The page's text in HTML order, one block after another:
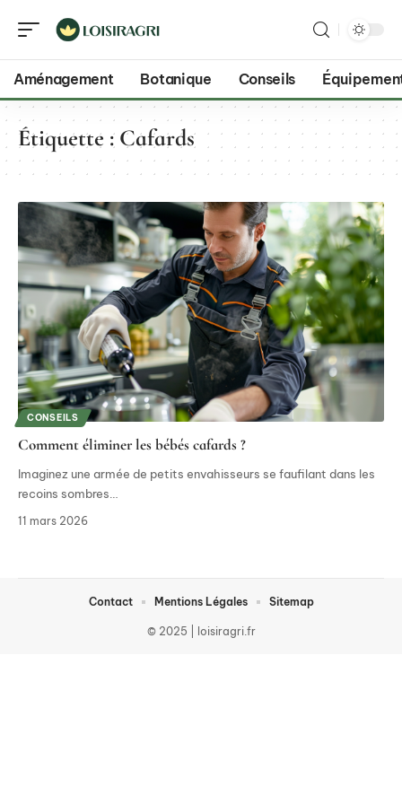
Aménagement Botanique Conseils
Étiquette :Cafards
CONSEILS
Comment éliminer les bébés cafards ?
Imaginez une armée de petits envahisseurs se faufilant dans les
recoins sombres
11 mars 2026
© 2025 | loisiragri.fr
Contact Mentions Légales Sitemap